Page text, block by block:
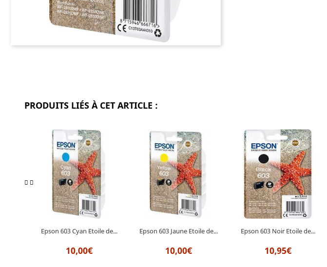
PRODUITS LIÉS À CET ARTICLE :
Epson 603 Cyan Etoile de...
10,00€
Epson 603 Jaune Etoile de...
10,00€
Epson 603 Noir Etoile de...
10,95€